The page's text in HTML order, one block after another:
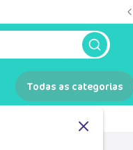
Todas as categorias